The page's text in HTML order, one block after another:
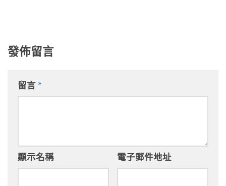
發佈留言
留言 *
顯示名稱 電子郵件地址